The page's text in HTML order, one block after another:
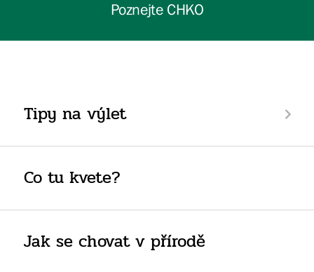
Poznejte CHKO
Tipy na výlet
Co tu kvete?
Jak se chovat v přírodě